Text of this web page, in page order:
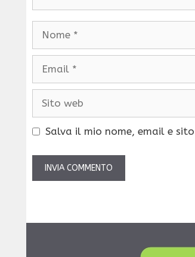
Nome
Email
Sito
Salva il mio nome, email e